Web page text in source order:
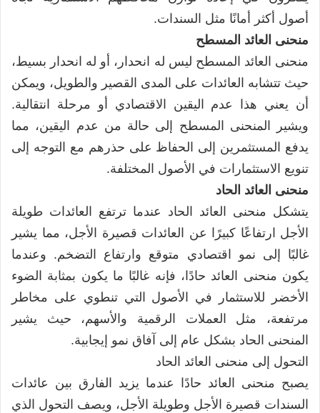
أصول أكثر أمانًا مثل السندات.
منحنى العائد المسطح
منحنى العائد المسطح ليس له انحدار، أو له انحدار بسيط،
حيث تتشابه العائدات على المدى القصير والطويل، ويمكن
أن يعني هذا عدم اليقين الاقتصادي أو مرحلة انتقالية.
ويشير المنحنى المسطح إلى حالة من عدم اليقين، مما
يدفع المستثمرين إلى الحفاظ على حذرهم مع التوجه إلى
تنويع الاستثمارات في الأصول المختلفة.
منحنى العائد الحاد
يتشكل منحنى العائد الحاد عندما ترتفع العائدات طويلة
الأجل ارتفاعًا كبيرًا عن العائدات قصيرة الأجل، مما يشير
غالبًا إلى نمو اقتصادي متوقع وارتفاع التضخم. وعندما
يكون منحنى العائد حادًا، فإنه غالبًا ما يكون بمثابة الضوء
الأخضر للاستثمار في الأصول التي تنطوي على مخاطر
مرتفعة، مثل العملات الرقمية والأسهم، حيث يشير
المنحنى الحاد بشكل عام إلى آفاق نمو إيجابية.
التحول إلى منحنى العائد الحاد
يصبح منحنى العائد حادًا عندما يزيد الفارق بين عائدات
السندات قصيرة الأجل وطويلة الأجل، ويصف التحول الذي